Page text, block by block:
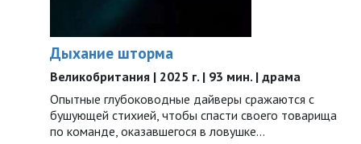
Дыхание шторма
Великобритания | 2025 г. | 93 мин. | драма
Опытные глубоководные дайверы сражаются с
бушующей стихией, чтобы спасти своего товарища
по команде, оказавшегося в ловушке…